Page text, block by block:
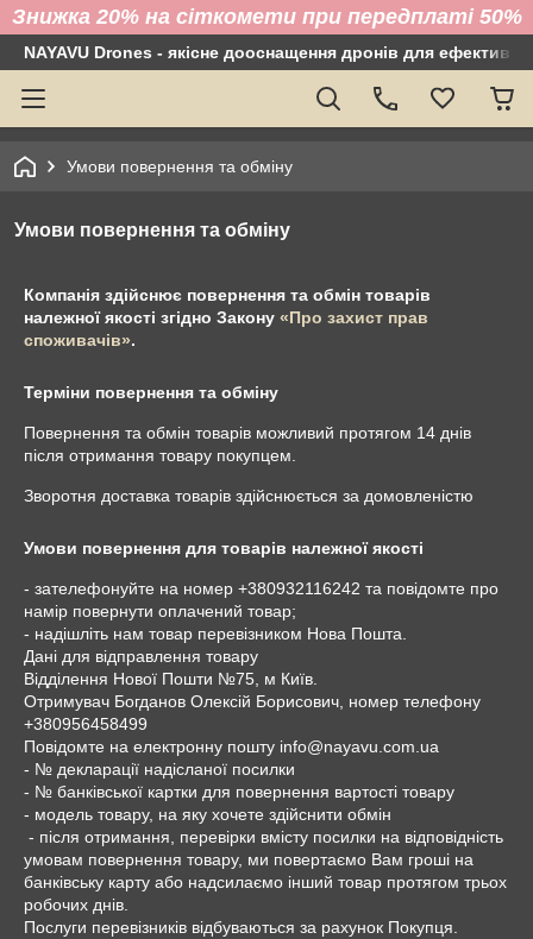
Знижка 20% на сіткомети при передплаті 50%
NAYAVU Drones - якісне дооснащення дронів для
Умови повернення та обміну
Умови повернення та обміну
Компанія здійснює повернення та обмін товарів
належної якості згідно Закону «Про захист прав
споживачів».
Терміни повернення та обміну
Повернення та обмін товарів можливий протягом 14 днів
після отримання товару покупцем.
Зворотня доставка товарів здійснюється за домовленістю
Умови повернення для товарів належної якості
- зателефонуйте на номер +380932116242 та повідомте про
намір повернути оплачений товар;
- надішліть нам товар перевізником Нова Пошта.
Дані для відправлення товару
Відділення Нової Пошти №75, м Київ.
Отримувач Богданов Олексій Борисович, номер телефону
+380956458499
Повідомте на електронну пошту info@nayavu.com.ua
- № декларації надісланої посилки
- № банківської картки для повернення вартості товару
- модель товару, на яку хочете здійснити обмін
умовам повернення товару, ми повертаємо Вам гроші на
банківську карту або надсилаємо інший товар протягом трьох
робочих днів.
Послуги перевізників відбуваються за рахунок Покупця.